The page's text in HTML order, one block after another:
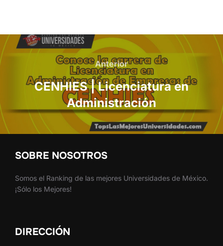
Navegación
de
entradas
Anterior
Anterior
CENHIES | Licenciatura en
Administración
SOBRE NOSOTROS
Somos el Ranking de las mejores Universidades de México.
¡Sólo los Mejores!
DIRECCIÓN